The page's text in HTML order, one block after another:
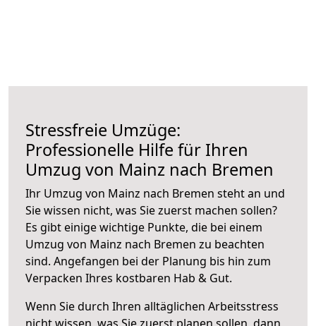
Stressfreie Umzüge:
Professionelle Hilfe für Ihren
Umzug von Mainz nach Bremen
Ihr Umzug von Mainz nach Bremen steht an und
Sie wissen nicht, was Sie zuerst machen sollen?
Es gibt einige wichtige Punkte, die bei einem
Umzug von Mainz nach Bremen zu beachten
sind. Angefangen bei der Planung bis hin zum
Verpacken Ihres kostbaren Hab & Gut.
Wenn Sie durch Ihren alltäglichen Arbeitsstress